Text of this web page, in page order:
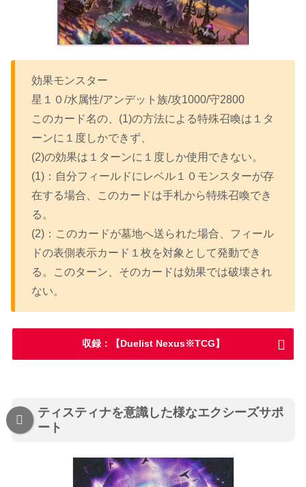
効果モンスター
星１０/水属性/アンデット族/攻1000/守2800
このカード名の、(1)の方法による特殊召喚は１タ
ーンに１度しかできず、
(2)の効果は１ターンに１度しか使用できない。
(1)：自分フィールドにレベル１０モンスターが存
在する場合、このカードは手札から特殊召喚でき
る。
(2)：このカードが墓地へ送られた場合、フィール
ドの表側表示カード１枚を対象として発動でき
る。このターン、そのカードは効果では破壊され
ない。
収録：【Duelist Nexus※TCG】
ティスティナを意識した様なエクシーズサポ
ート